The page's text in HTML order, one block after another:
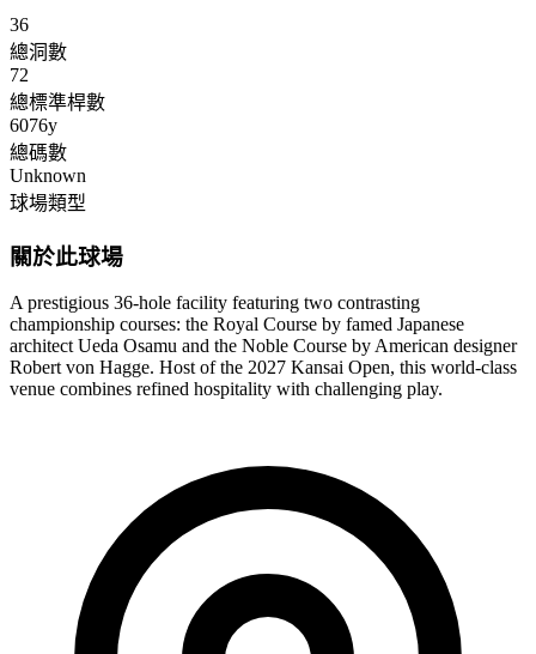
36
總洞數
72
總標準桿數
6076y
總碼數
Unknown
球場類型
關於此球場
A prestigious 36-hole facility featuring two contrasting
championship courses: the Royal Course by famed Japanese
architect Ueda Osamu and the Noble Course by American designer
Robert von Hagge. Host of the 2027 Kansai Open, this world-class
venue combines refined hospitality with challenging play.